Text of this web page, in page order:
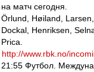
на матч сегодня.
Örlund, Høiland,
Dockal, Henriksen,
Prica.
http://www.rbk.no/
21:55 Футбол.